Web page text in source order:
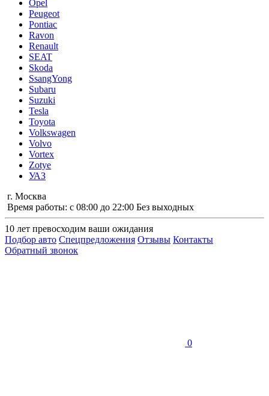
Opel
Peugeot
Pontiac
Ravon
Renault
SEAT
Skoda
SsangYong
Subaru
Suzuki
Tesla
Toyota
Volkswagen
Volvo
Vortex
Zotye
УАЗ
г. Москва
Время работы: с 08:00 до 22:00 Без выходных
10 лет превосходим ваши ожидания
Подбор авто Спецпредложения Отзывы Контакты
Обратный звонок
0